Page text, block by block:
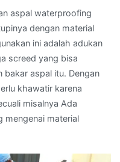
aspal waterproofing
dengan material
ini adalah adukan
screed yang bisa
bakar aspal itu. Dengan
khawatir karena
misalnya Ada
mengenai material